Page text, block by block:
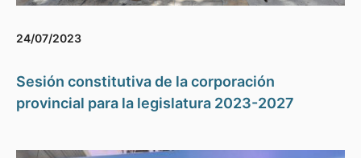
24/07/2023
Sesión constitutiva de la corporación
provincial para la legislatura 2023-2027